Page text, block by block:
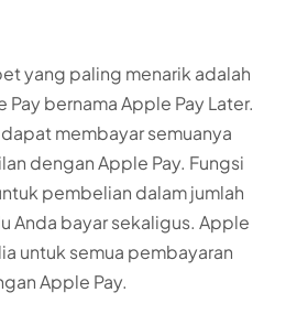
yang paling menarik adalah
Pay bernama Apple Pay Later.
membayar semuanya
dengan Apple Pay. Fungsi
pembelian dalam jumlah
Anda bayar sekaligus. Apple
untuk semua pembayaran
Apple Pay.